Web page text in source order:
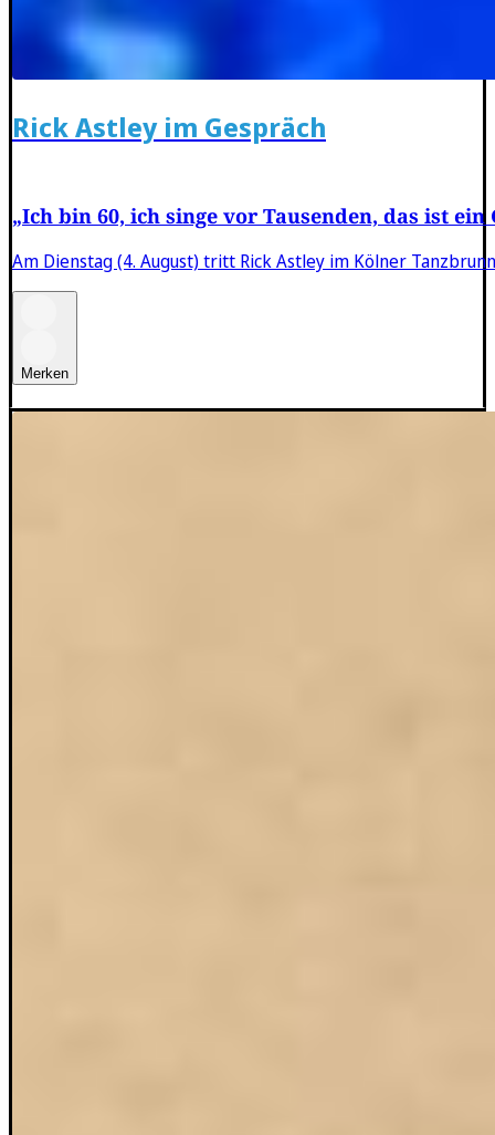
Rick Astley im Gespräch
„Ich bin 60, ich singe vor Tausenden, das ist ein
Am Dienstag (4. August) tritt Rick Astley im Kölner
Merken